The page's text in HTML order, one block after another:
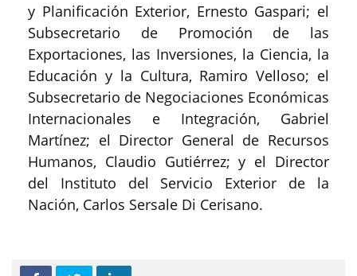
y Planificación Exterior, Ernesto Gaspari; el
Subsecretario de Promoción de las
Exportaciones, las Inversiones, la Ciencia, la
Educación y la Cultura, Ramiro Velloso; el
Subsecretario de Negociaciones Económicas
Internacionales e Integración, Gabriel
Martínez; el Director General de Recursos
Humanos, Claudio Gutiérrez; y el Director
del Instituto del Servicio Exterior de la
Nación, Carlos Sersale Di Cerisano.